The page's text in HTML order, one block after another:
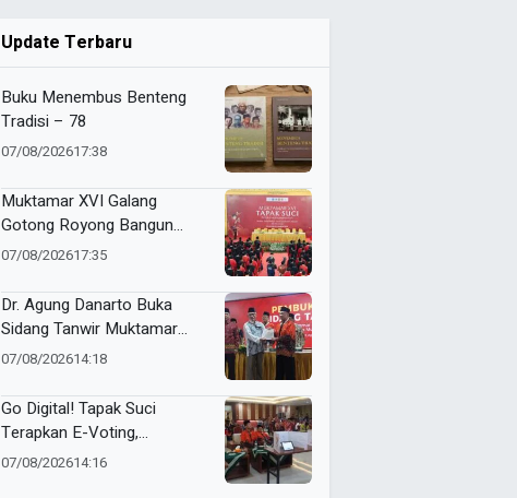
Update Terbaru
Buku Menembus Benteng
Tradisi – 78
07/08/202617:38
Muktamar XVI Galang
Gotong Royong Bangun
Padepokan Tapak Suci Rp 20
07/08/202617:35
Dr. Agung Danarto Buka
Sidang Tanwir Muktamar
Tapak Suci: “Tapak Suci
Ho dan Dracin”
07/08/202614:18
Go Digital! Tapak Suci
Terapkan E-Voting,
Pemilihan Formatur
07/08/202614:16